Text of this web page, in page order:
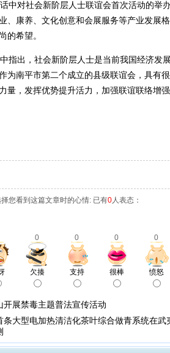
中对社会新阶层人士联谊会首次活动的举
、康养、文化创意和会展服务等产业发展
的希望。
指出，社会新阶层人士是当前我国经济发
为南平市第二个成立的县级联谊会，具有
量，发挥优势提升活力，加强联谊联络增强
您看到这篇文章时的心情: 已有0人表态：
0 0 0 0
欠揍 支持 很棒 愤怒
开展禁毒主题普法宣传活动
条大型电加热清洁化茶叶综合做青系统在